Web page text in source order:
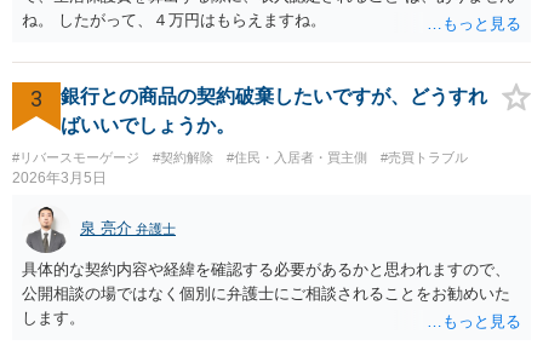
ね。 したがって、４万円はもらえますね。
3
銀行との商品の契約破棄したいですが、どうすれ
ばいいでしょうか。
#リバースモーゲージ #契約解除 #住民・入居者・買主側 #売買トラブル
2026年3月5日
泉 亮介 弁護士
具体的な契約内容や経緯を確認する必要があるかと思われますので、
公開相談の場ではなく個別に弁護士にご相談されることをお勧めいた
します。